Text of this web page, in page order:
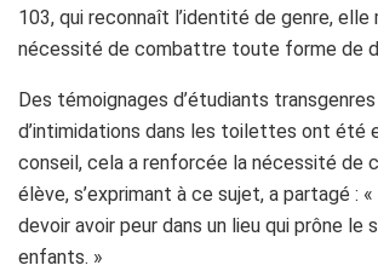
103, qui reconnaît l’identité de genre,
nécessité de combattre toute forme de
Des témoignages d’étudiants
d’intimidations dans les toilettes ont été
conseil, cela a renforcée la nécessité de
élève, s’exprimant à ce sujet, a partagé :
devoir avoir peur dans un lieu qui prône le
enfants. »